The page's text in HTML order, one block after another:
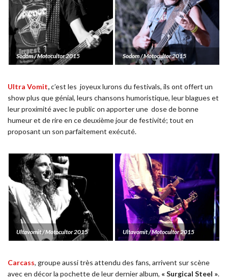
Sodom / Motocultor 2015 Sodom / Motocultor 2015
Ultra Vomit,c’est les joyeux lurons du festivals, ils ont offert un
show plus que génial, leurs chansons humoristique, leur blagues et
leur proximité avec le public on apporter une dose de bonne
humeur et de rire en ce deuxième jour de festivité; tout en
proposant un son parfaitement exécuté.
Ultavomit / Motocultor 2015 Ultavomit / Motocultor 2015
Carcass, groupe aussi très attendu des fans, arrivent sur scène
avec en décor la pochette de leur dernier album, « Surgical Steel ».